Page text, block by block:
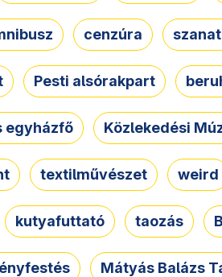
cenzúra
Pesti alsórakpart
egyházfő Közlekedési
textilművészet weird
kutyafuttató taozás
Mátyás Balázs